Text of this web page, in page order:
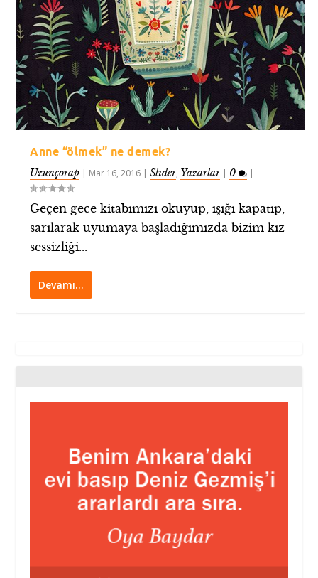
Anne “ölmek” ne demek?
Uzunçorap | Mar 16, 2016 |Slider, Yazarlar| 0 |
Geçen gece kitabımızı okuyup, ışığı kapatıp,
sarılarak uyumaya başladığımızda bizim kız
sessizliği...
Devamı…